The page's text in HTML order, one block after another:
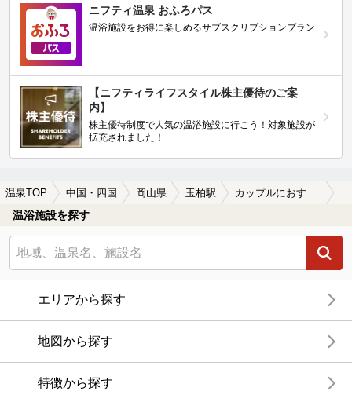
ニフティ温泉 おふろパス
温浴施設をお得に楽しめるサブスクリプションプラン
【ニフティライフスタイル株主優待のご案
内】
株主優待制度で人気の温浴施設に行こう！対象施設が
拡充されました！
温泉TOP 中国・四国 岡山県 玉柏駅 カップルにおすすめの玉柏駅近くの温泉、日帰り温泉、スーパー銭湯おすすめ
温浴施設を探す
エリアから探す
地図から探す
特徴から探す